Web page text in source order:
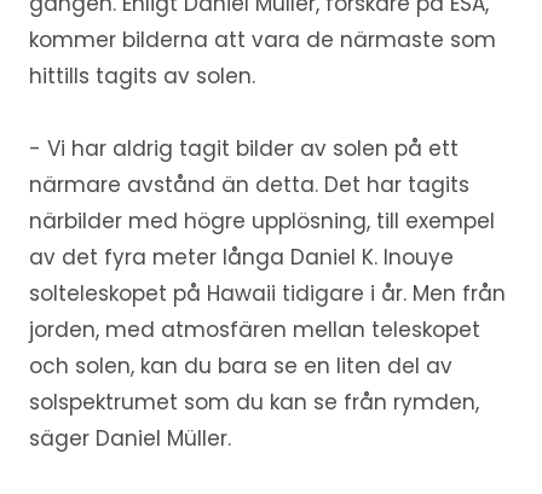
kommer bilderna att vara de närmaste som
hittills tagits av solen.
- Vi har aldrig tagit bilder av solen på ett
närmare avstånd än detta. Det har tagits
närbilder med högre upplösning, till exempel
av det fyra meter långa Daniel K. Inouye
solteleskopet på Hawaii tidigare i år. Men från
jorden, med atmosfären mellan teleskopet
och solen, kan du bara se en liten del av
solspektrumet som du kan se från rymden,
säger Daniel Müller.